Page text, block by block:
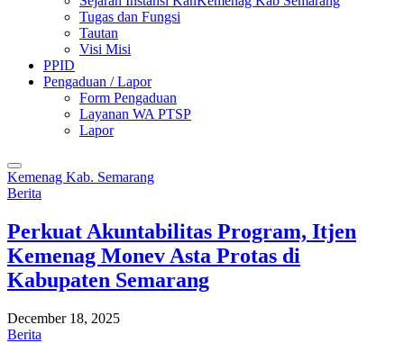
Tugas dan Fungsi
Tautan
Visi Misi
PPID
Pengaduan / Lapor
Form Pengaduan
Layanan WA PTSP
Lapor
Kemenag Kab. Semarang
Berita
Perkuat Akuntabilitas Program, Itjen
Kemenag Monev Asta Protas di
Kabupaten Semarang
December 18, 2025
Berita